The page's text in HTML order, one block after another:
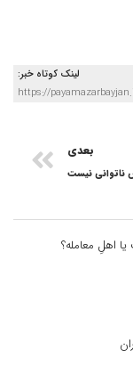
لینک کوتاه خبر:
https://
بعدی
ناتوانی نیست
اهلِ معامله؟